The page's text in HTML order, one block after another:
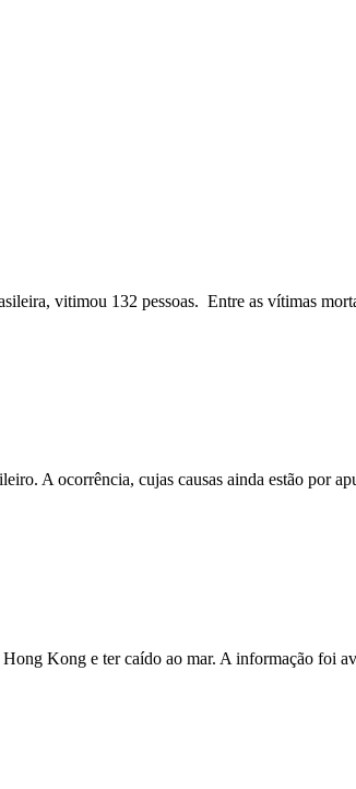
vitimou 132 pessoas. Entre as vítimas
A ocorrência, cujas causas ainda estão por
Kong e ter caído ao mar. A informação foi